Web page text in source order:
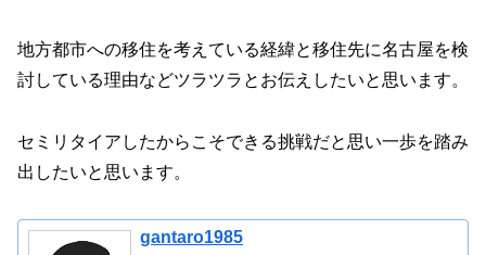
地方都市への移住を考えている経緯と移住先に名古屋を検
討している理由などツラツラとお伝えしたいと思います。
セミリタイアしたからこそできる挑戦だと思い一歩を踏み
出したいと思います。
gantaro1985